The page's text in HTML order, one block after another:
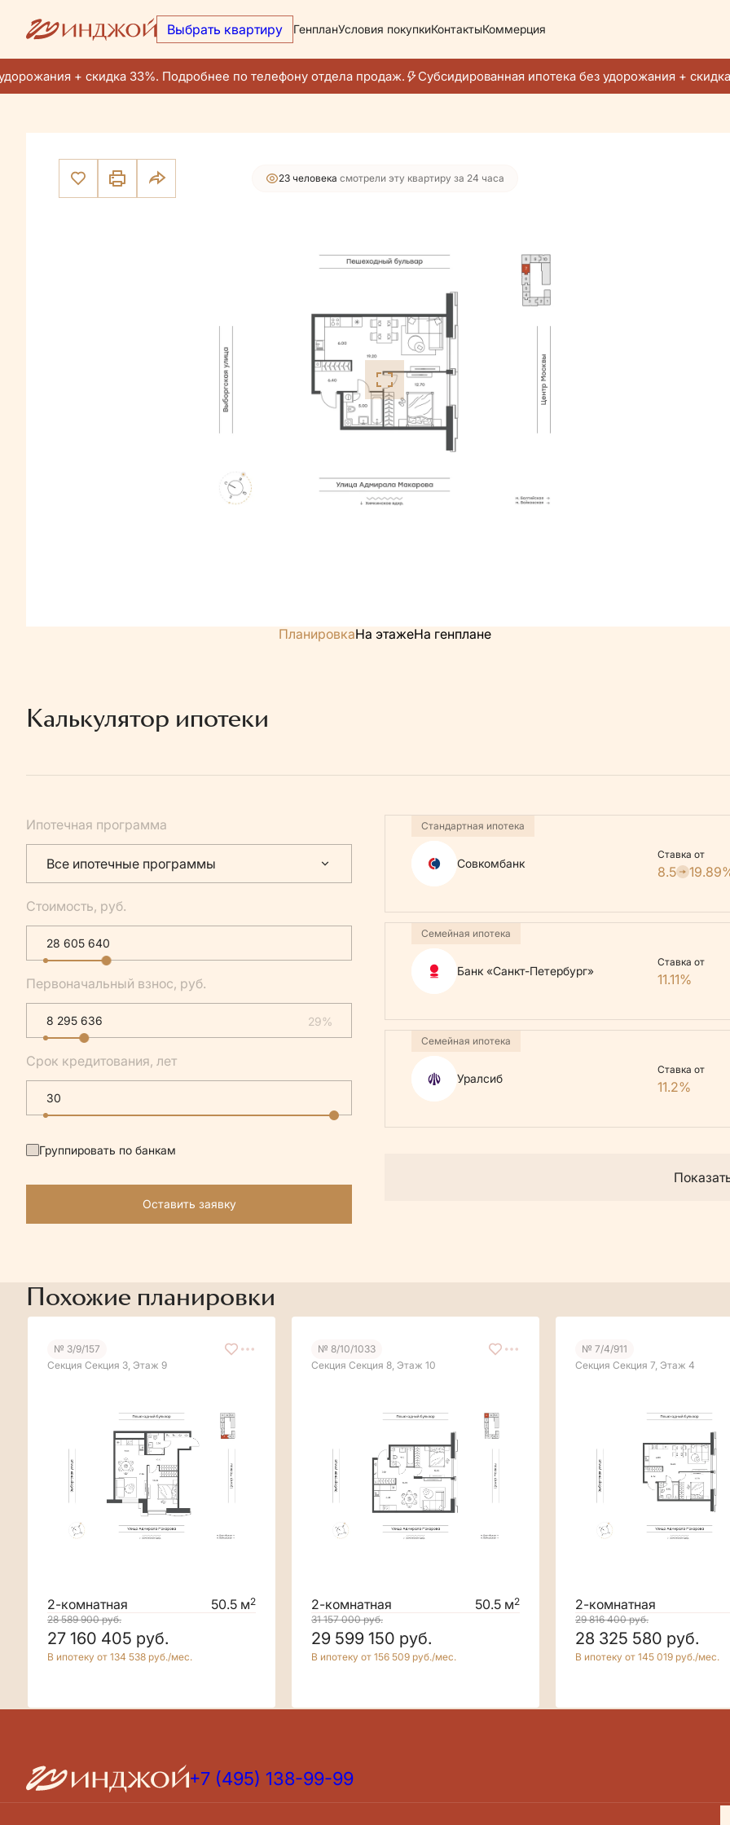
Выбрать квартиру ГенпланУсловия покупкиКонтактыКоммерция
+ скидка 33%. Подробнее по телефону отдела продаж. Субсидированная ипотека без удорожания +
2-комнатная49.3 м2
28 605 640 руб.Ипотекаот 147 587 руб./мес.
23 человекa смотрели эту квартиру за 24 часа
ПланировкаНа этажеНа генплане
Калькулятор ипотеки
Ипотечная программа
Все ипотечные программы
Стоимость, руб.
Первоначальный взнос, руб.
29%
Срок кредитования, лет
Группировать по банкам
Оставить заявку
Совкомбанк
Стандартная ипотека
Ставка от
8.5
Банк «Санкт-Петербург»
Семейная ипотека
Ставка от
11.11%
Уралсиб
Семейная ипотека
Ставка от
11.2%
Похожие планировки
№ 3/9/157
Секция Секция 3, Этаж 9
2-комнатная 50.5 м2
28 589 900руб.
27 160 405 руб.
В ипотеку от 134 538 руб./мес.
№ 8/10/1033
Секция Секция 8, Этаж 10
2-комнатная 50.5 м2
31 157 000руб.
29 599 150 руб.
В ипотеку от 156 509 руб./мес.
№ 7/4/911
Секция Секция 7, Этаж 4
2-комнатная
29 816 400руб.
28 325 580 руб.
В ипотеку от 145 019 руб./мес.
+7 (495) 138-99-99